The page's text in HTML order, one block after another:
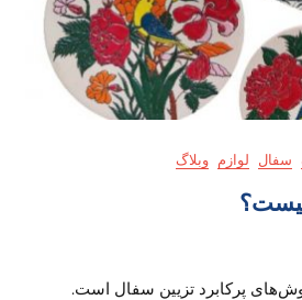
سفال لوازم وبلاگ
پرکابرد تزیین سفال است.